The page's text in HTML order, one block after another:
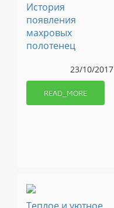
История
появления
махровых
полотенец
23/10/2017
READ_MORE